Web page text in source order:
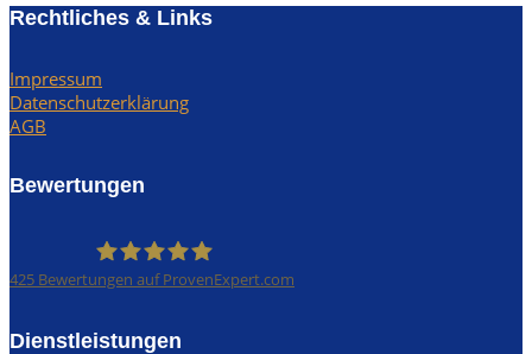
Rechtliches & Links
Impressum
Datenschutzerklärung
AGB
Bewertungen
425 Bewertungen auf ProvenExpert.com
Dienstleistungen